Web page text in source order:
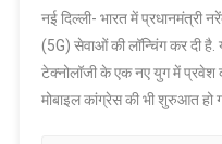
नई दिल्ली- भारत में प्रधानमंत्री
(5G) सेवाओं की लॉन्चिंग कर दी
टेक्नोलॉजी के एक नए युग में प्रवेश
मोबाइल कांग्रेस की भी शुरुआत हो